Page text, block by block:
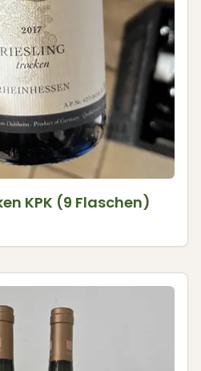
KPK (9 Flaschen)